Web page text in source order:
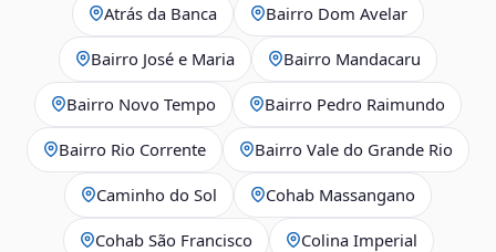
Atrás da Banca Bairro Dom Avelar
Bairro José e Maria Bairro Mandacaru
Bairro Novo Tempo Bairro Pedro Raimundo
Bairro Rio Corrente Bairro Vale do Grande Rio
Caminho do Sol Cohab Massangano
Cohab São Francisco Colina Imperial